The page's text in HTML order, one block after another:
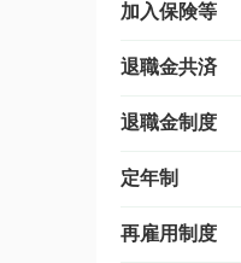
加入保険等
退職金共済
退職金制度
定年制
再雇用制度